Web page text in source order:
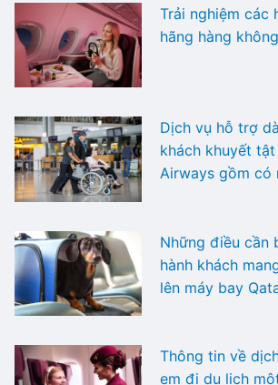
Trải nghiệm các
hãng hàng
Dịch vụ hỗ trợ
khách khuyết
Airways gồm có
Những điều cần
hành khách
lên máy bay
Thông tin về
em đi du lịch